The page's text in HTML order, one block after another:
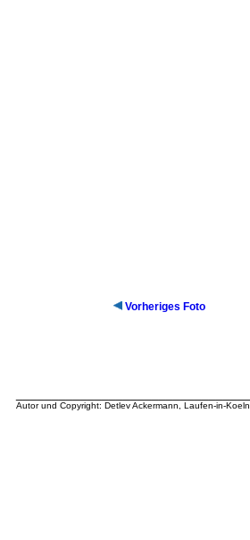
Vorheriges Foto
Autor und Copyright: Detlev Ackermann, Laufen-in-Koeln